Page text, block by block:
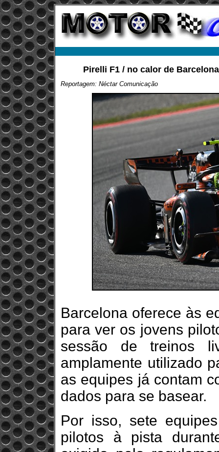
Pirelli F1 / no calor de
Reportagem: Néctar Comunicação
Barcelona oferece às
para ver os jovens
sessão de treinos
amplamente utilizado
as equipes já contam
dados para se basear.
Por isso, sete
pilotos à pista